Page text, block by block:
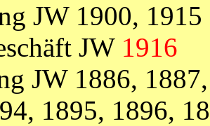
JW 1900, 1915
JW 1916
JW 1886,
1895, 1896,